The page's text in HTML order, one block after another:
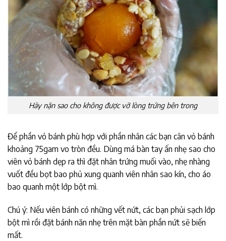
Hãy nặn sao cho không được vỡ lòng trứng bên trong
Để phần vỏ bánh phù hợp với phần nhân các bạn cân vỏ bánh
khoảng 75gam vo tròn đều. Dùng má bàn tay ấn nhẹ sao cho
viên vỏ bánh dẹp ra thì đặt nhân trứng muối vào, nhẹ nhàng
vuốt đều bọt bao phủ xung quanh viên nhân sao kín, cho áo
bao quanh một lớp bột mì.
Chú ý: Nếu viên bánh có những vết nứt, các bạn phủi sạch lớp
bột mì rồi đặt bánh năn nhẹ trên mặt bàn phần nứt sẽ biến
mất.